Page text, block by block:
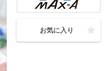
お気に入り